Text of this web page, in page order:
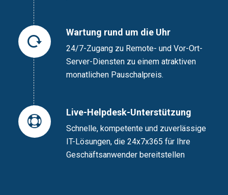
Wartung rund um die Uhr
24/7-Zugang zu Remote- und Vor-Ort-
Server-Diensten zu einem atraktiven
monatlichen Pauschalpreis.
Live-Helpdesk-Unterstützung
Schnelle, kompetente und zuverlässige
IT-Lösungen, die 24x7x365 für Ihre
Geschäftsanwender bereitstellen